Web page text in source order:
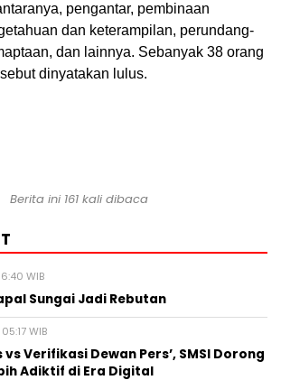
pengantar, pembinaan
dan keterampilan, perundang-
dan lainnya. Sebanyak 38 orang
dinyatakan lulus.
Berita ini 161 kali dibaca
WIB
Sungai Jadi Rebutan
WIB
vs Verifikasi Dewan Pers’, SMSI Dorong
Adiktif di Era Digital